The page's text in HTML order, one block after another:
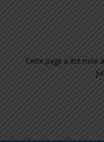
Cette page a été mise